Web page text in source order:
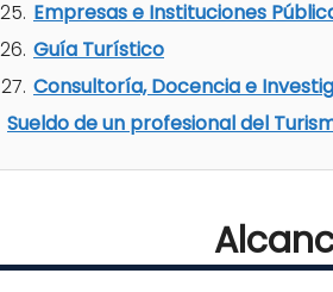
Empresas e Instituciones
Guía Turístico
Consultoría, Docencia e
Sueldo de un profesional del